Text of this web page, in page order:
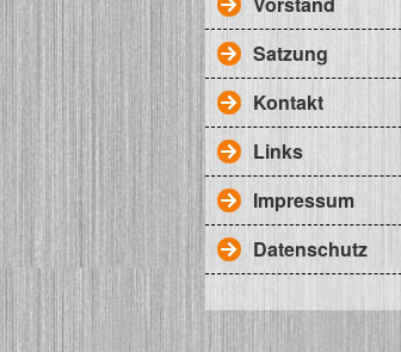
Satzung
Kontakt
Links
Impressum
Datenschutz